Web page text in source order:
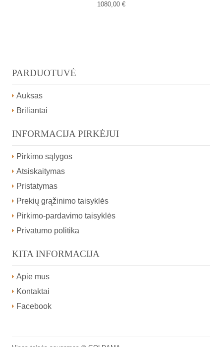
1080,00 €
PARDUOTUVĖ
Auksas
Briliantai
INFORMACIJA PIRKĖJUI
Pirkimo sąlygos
Atsiskaitymas
Pristatymas
Prekių grąžinimo taisyklės
Pirkimo-pardavimo taisyklės
Privatumo politika
KITA INFORMACIJA
Apie mus
Kontaktai
Facebook